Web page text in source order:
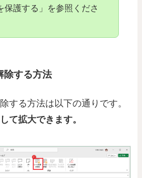
保護する」を参照くださ
除する方法
する方法は以下の通りです。
て拡大できます。